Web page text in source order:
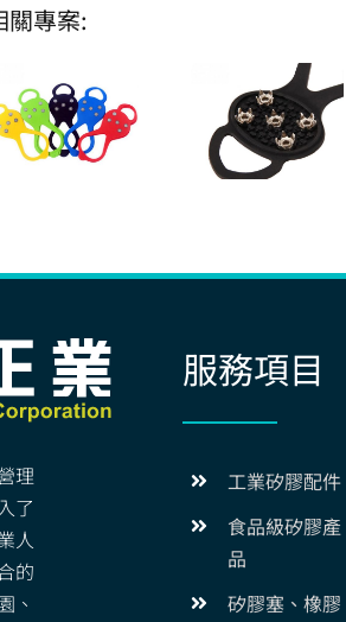
關專案:
理
了
人
的
、
服務項目
工業矽膠配件
食品級矽膠產
品
矽膠塞、橡膠